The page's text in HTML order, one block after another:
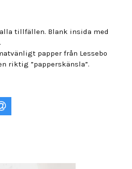
tillfällen. Blank insida med
papper från Lessebo
riktig ”papperskänsla”.